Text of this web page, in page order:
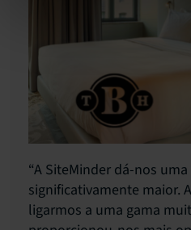
“A SiteMinder dá-nos
significativamente maior.
ligarmos a uma gama